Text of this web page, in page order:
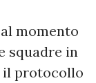
momento
squadre in
il protocollo